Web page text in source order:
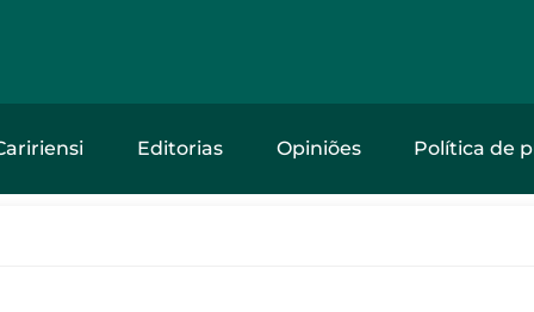
Editorias Opiniões Política de